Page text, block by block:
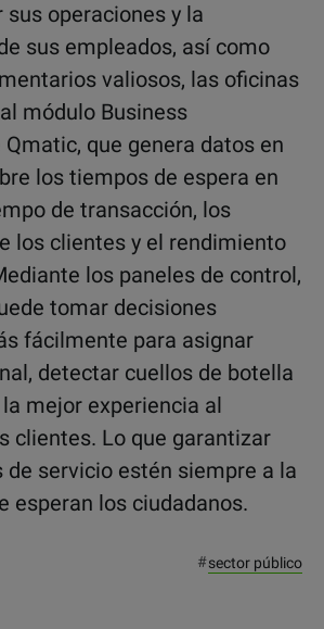
operaciones y la
sus empleados, así como
valiosos, las oficinas
módulo Business
que genera datos en
los tiempos de espera en
de transacción, los
los clientes y el rendimiento
los paneles de control,
tomar decisiones
fácilmente para asignar
detectar cuellos de botella
mejor experiencia al
clientes. Lo que garantizar
de servicio estén siempre a la
esperan los ciudadanos.
#sector público